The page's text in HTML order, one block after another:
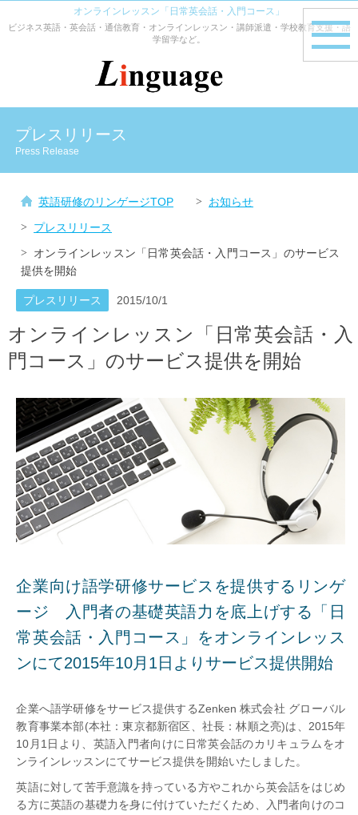
toggle
オンラインレッスン「日常英会話・入門コース」
ビジネス英語・英会話・通信教育・オンラインレッスン・講師派遣・学校教育支援・語
学留学など。
プレスリリース
Press Release
英語研修のリンゲージTOP
お知らせ
プレスリリース
オンラインレッスン「日常英会話・入門コース」のサービス
提供を開始
プレスリリース 2015/10/1
オンラインレッスン「日常英会話・入
門コース」のサービス提供を開始
企業向け語学研修サービスを提供するリンゲ
ージ 入門者の基礎英語力を底上げする「日
常英会話・入門コース」をオンラインレッス
ンにて2015年10月1日よりサービス提供開始
企業へ語学研修をサービス提供するZenken 株式会社 グローバル
教育事業本部(本社：東京都新宿区、社長：林順之亮)は、2015年
10月1日より、英語入門者向けに日常英会話のカリキュラムをオ
ンラインレッスンにてサービス提供を開始いたしました。
英語に対して苦手意識を持っている方やこれから英会話をはじめ
る方に英語の基礎力を身に付けていただくため、入門者向けのコ